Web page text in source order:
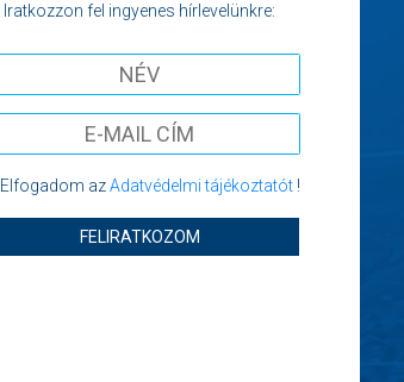
Iratkozzon fel ingyenes hírlevelünkre:
Elfogadom azAdatvédelmi tájékoztatót!
FELIRATKOZOM